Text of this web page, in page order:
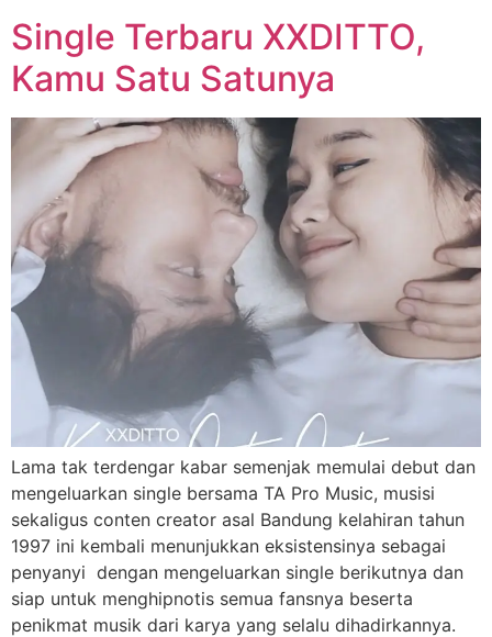
Single Terbaru XXDITTO,
Kamu Satu Satunya
Lama tak terdengar kabar semenjak memulai debut dan
mengeluarkan single bersama TA Pro Music, musisi
sekaligus conten creator asal Bandung kelahiran tahun
1997 ini kembali menunjukkan eksistensinya sebagai
penyanyi dengan mengeluarkan single berikutnya dan
siap untuk menghipnotis semua fansnya beserta
penikmat musik dari karya yang selalu dihadirkannya.